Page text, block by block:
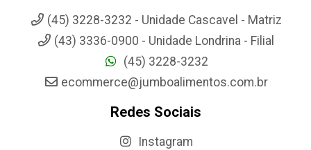
(45) 3228-3232 - Unidade Cascavel - Matriz
(43) 3336-0900 - Unidade Londrina - Filial
(45) 3228-3232
ecommerce@jumboalimentos.com.br
Redes Sociais
Instagram